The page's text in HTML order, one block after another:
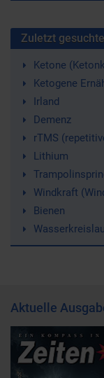
Zuletzt
Ketone
Ketogene
Irland
Demenz
rTMS
Lithium
Windkraft
Bienen
Aktuelle